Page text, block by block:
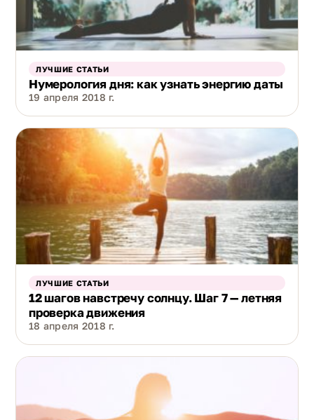
ЛУЧШИЕ СТАТЬИ
Нумерология дня: как узнать энергию даты
19 апреля 2018 г.
ЛУЧШИЕ СТАТЬИ
12 шагов навстречу солнцу. Шаг 7 — летняя
проверка движения
18 апреля 2018 г.